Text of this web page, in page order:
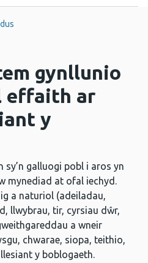
gynllunio
effaith ar
y
sy’n galluogi pobl i aros yn
mynediad at ofal iechyd.
a naturiol (adeiladau,
llwybrau, tir, cyrsiau dŵr,
a wneir
chwarae, siopa, teithio,
y boblogaeth.